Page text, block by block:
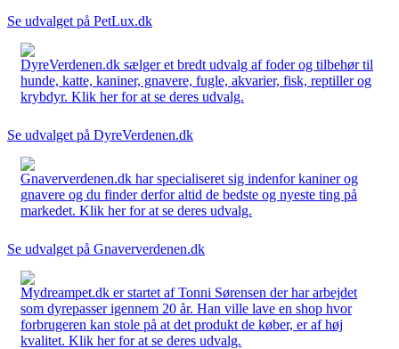
Se udvalget på PetLux.dk
DyreVerdenen.dk sælger et bredt udvalg af foder og tilbehør til
hunde, katte, kaniner, gnavere, fugle, akvarier, fisk, reptiller og
krybdyr. Klik her for at se deres udvalg.
Se udvalget på DyreVerdenen.dk
Gnaververdenen.dk har specialiseret sig indenfor kaniner og
gnavere og du finder derfor altid de bedste og nyeste ting på
markedet. Klik her for at se deres udvalg.
Se udvalget på Gnaververdenen.dk
Mydreampet.dk er startet af Tonni Sørensen der har arbejdet
som dyrepasser igennem 20 år. Han ville lave en shop hvor
forbrugeren kan stole på at det produkt de køber, er af høj
kvalitet. Klik her for at se deres udvalg.